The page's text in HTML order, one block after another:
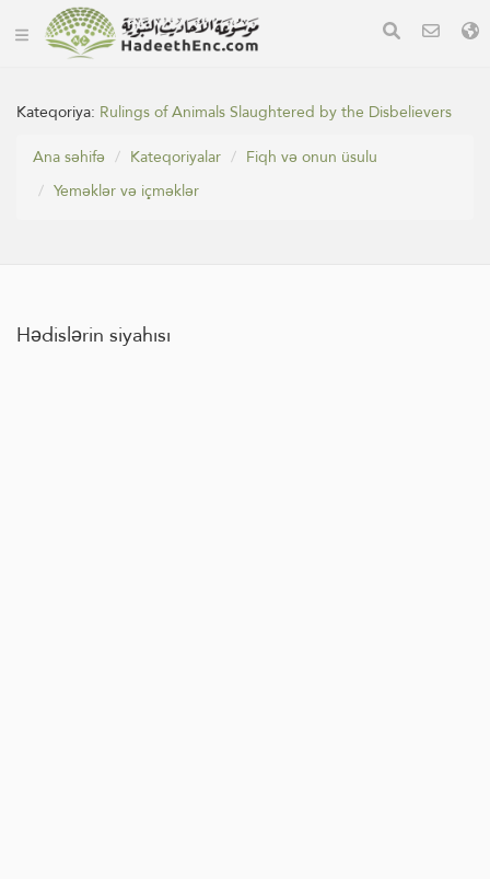
Kateqoriya: Rulings of Animals Slaughtered by the Disbelievers
Ana səhifə
Kateqoriyalar
Fiqh və onun üsulu
Yeməklər və içməklər
Hədislərin siyahısı